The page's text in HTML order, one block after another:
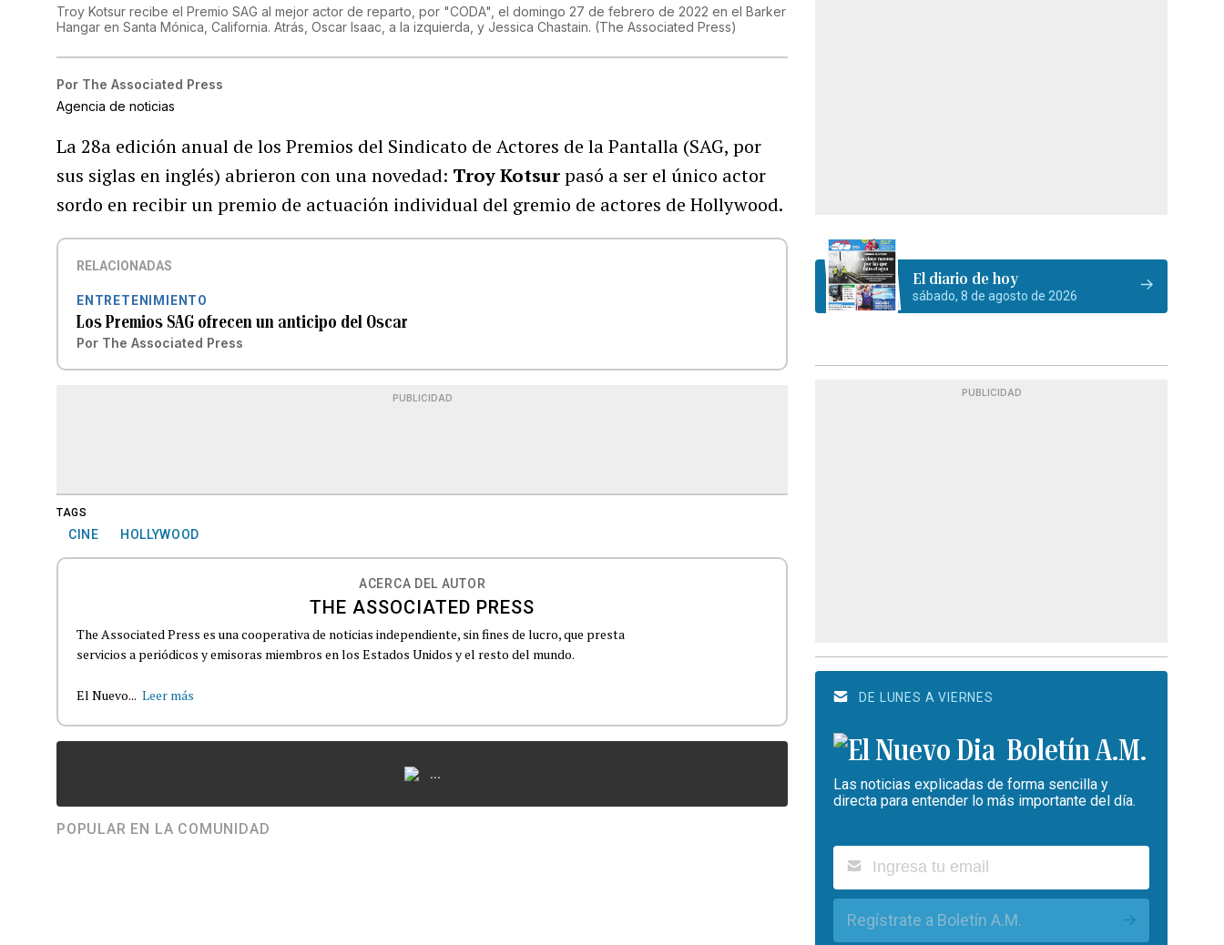
Troy Kotsur recibe el Premio SAG al mejor actor de reparto, por "CODA", el domingo 27 de febrero de 2022 en el Barker
Hangar en Santa Mónica, California. Atrás, Oscar Isaac, a la izquierda, y Jessica Chastain. (The Associated Press)
Por The Associated Press
Agencia de noticias
La 28a edición anual de los Premios del Sindicato de Actores de la Pantalla (SAG, por
sus siglas en inglés) abrieron con una novedad: Troy Kotsurpasó a ser el único actor
sordo en recibir un premio de actuación individual del gremio de actores de Hollywood.
RELACIONADAS
ENTRETENIMIENTO
Los Premios SAG ofrecen un anticipo del Oscar
Por The Associated Press
PUBLICIDAD
TAGS
CINE HOLLYWOOD
ACERCA DEL AUTOR
THE ASSOCIATED PRESS
The Associated Press es una cooperativa de noticias independiente, sin fines de lucro, que presta
servicios a periódicos y emisoras miembros en los Estados Unidos y el resto del mundo.
El Nuevo... Leer más
...
POPULAR EN LA COMUNIDAD
El diario de hoy
sábado, 8 de agosto de 2026
PUBLICIDAD
DE LUNES A VIERNES
Boletín A.M.
Las noticias explicadas de forma sencilla y
directa para entender lo más importante del día.
Regístrate a Boletín A.M.